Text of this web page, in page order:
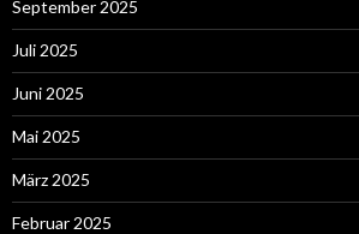
September 2025
Juli 2025
Juni 2025
Mai 2025
März 2025
Februar 2025